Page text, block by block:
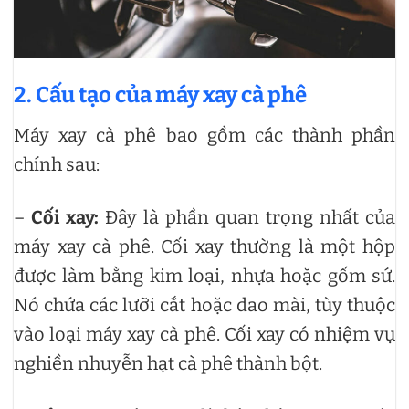
2. Cấu tạo của máy xay cà phê
Máy xay cà phê bao gồm các thành phần
chính sau:
– Cối xay: Đây là phần quan trọng nhất của
máy xay cà phê. Cối xay thường là một hộp
được làm bằng kim loại, nhựa hoặc gốm sứ.
Nó chứa các lưỡi cắt hoặc dao mài, tùy thuộc
vào loại máy xay cà phê. Cối xay có nhiệm vụ
nghiền nhuyễn hạt cà phê thành bột.